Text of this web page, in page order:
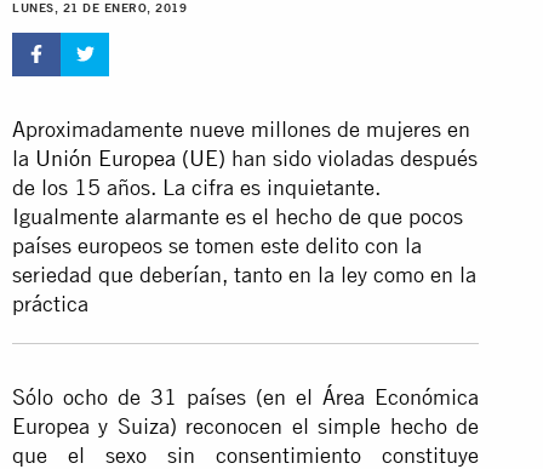
LUNES, 21 DE ENERO, 2019
Aproximadamente nueve millones de mujeres en
la Unión Europea (UE) han sido violadas después
de los 15 años. La cifra es inquietante.
Igualmente alarmante es el hecho de que pocos
países europeos se tomen este delito con la
seriedad que deberían, tanto en la ley como en la
práctica
Sólo ocho de 31 países (en el Área Económica
Europea y Suiza) reconocen el simple hecho de
que el sexo sin consentimiento constituye